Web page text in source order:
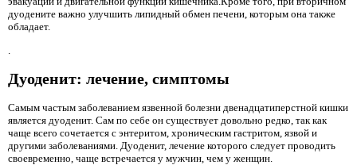
дуодените важно улучшить липидный обмен печени, которым она также
обладает.
Дуоденит: лечение, симптомы
Самым частым заболеванием язвенной болезни двенадцатиперстной кишки
является дуоденит. Сам по себе он существует довольно редко, так как
чаще всего сочетается с энтеритом, хроническим гастритом, язвой и
другими заболеваниями. Дуоденит, лечение которого следует проводить
своевременно, чаще встречается у мужчин, чем у женщин.